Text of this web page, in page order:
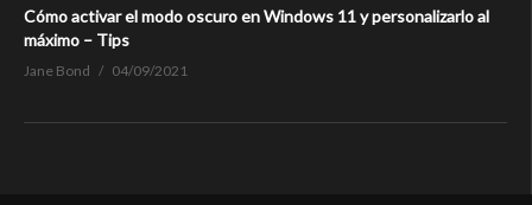
Cómo activar el modo oscuro en Windows 11 y personalizarlo al
máximo – Tips
Jane Bond 04/09/2021